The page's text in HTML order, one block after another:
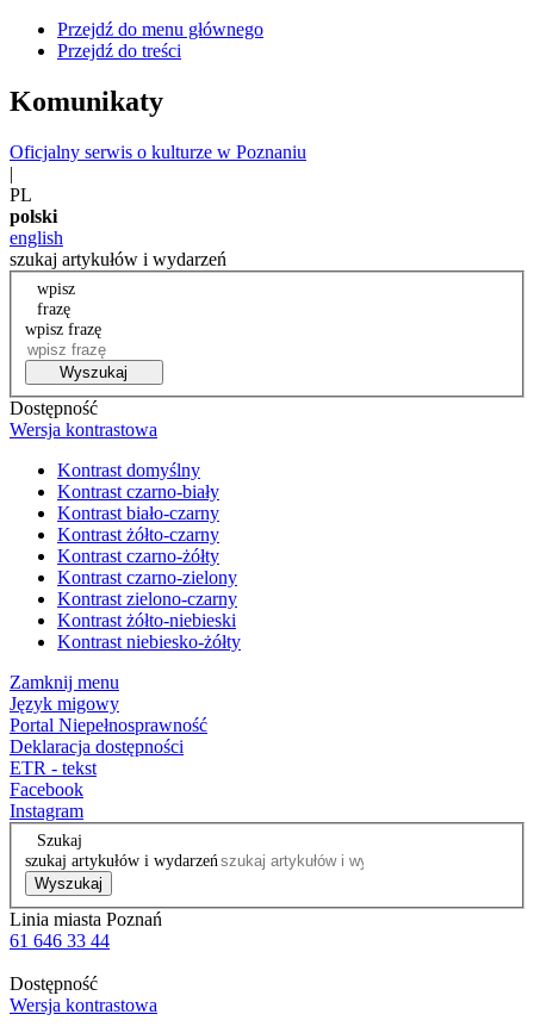
Przejdź do menu głównego
Przejdź do treści
Komunikaty
Oficjalny serwis o kulturze w Poznaniu
|
PL
polski
english
szukaj artykułów i wydarzeń
wpisz
frazę
wpisz frazę
Wyszukaj
Dostępność
Wersja kontrastowa
Kontrast domyślny
Kontrast czarno-biały
Kontrast biało-czarny
Kontrast żółto-czarny
Kontrast czarno-żółty
Kontrast czarno-zielony
Kontrast zielono-czarny
Kontrast żółto-niebieski
Kontrast niebiesko-żółty
Zamknij menu
Język migowy
Portal Niepełnosprawność
Deklaracja dostępności
ETR - tekst
Facebook
Instagram
Szukaj
szukaj artykułów i wydarzeń
Wyszukaj
Linia miasta Poznań
61 646 33 44
Dostępność
Wersja kontrastowa